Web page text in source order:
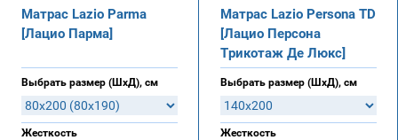
Матрас Lazio Parma
[Лацио Парма]
Выбрать размер (ШхД), см
Жесткость
Матрас Lazio Persona TD
[Лацио Персона
Трикотаж Де Люкс]
Выбрать размер (ШхД), см
Жесткость